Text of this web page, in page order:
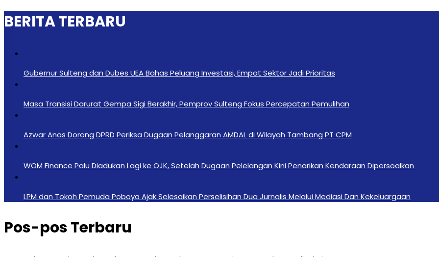
BERITA TERBARU
Gubernur Sulteng dan Dubes UEA Bahas Peluang Investasi, Empat Sektor Jadi Prioritas
Masa Transisi Darurat Gempa Sigi Berakhir, Pemprov Sulteng Fokus Percepatan Pemulihan
Azwar Anas Dorong DPRD Periksa Dugaan Pelanggaran AMDAL di Wilayah Tambang PT CPM
‎WOM Finance Palu Diadukan Lagi ke OJK, Setelah Dugaan Pelelangan Kini Penarikan Kendaraan Dipersoalkan ‎
LPM dan Tokoh Pemuda Poboya Ajak Selesaikan Perselisihan Dua Jurnalis Melalui Mediasi Dan Kekeluargaan
Pos-pos Terbaru